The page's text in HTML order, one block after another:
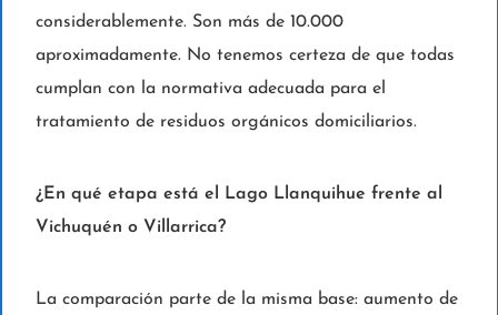
considerablemente. Son más de 10.000
aproximadamente. No tenemos certeza de que todas
cumplan con la normativa adecuada para el
tratamiento de residuos orgánicos domiciliarios.
¿En qué etapa está el Lago Llanquihue frente al
Vichuquén o Villarrica?
La comparación parte de la misma base: aumento de